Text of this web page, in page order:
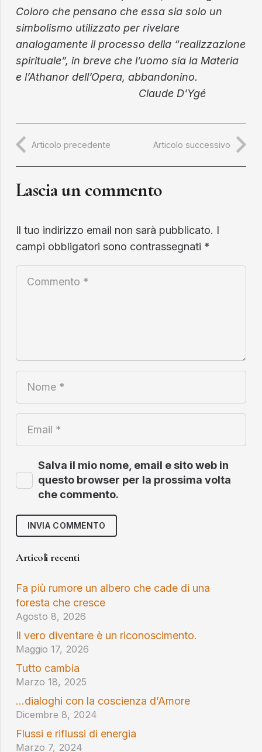
Coloro che pensano che essa sia solo un
simbolismo utilizzato per rivelare
analogamente il processo della “realizzazione
spirituale”, in breve che l’uomo sia la Materia
e l’Athanor dell’Opera, abbandonino.
Claude D’Ygé
Articolo precedente Articolo successivo
Lascia un commento
Il tuo indirizzo email non sarà pubblicato. I
campi obbligatori sono contrassegnati *
Salva il mio nome, email e sito web in
questo browser per la prossima volta
che commento.
INVIA COMMENTO
Articoli recenti
Fa più rumore un albero che cade di una
foresta che cresce
Agosto 8, 2026
Il vero diventare è un riconoscimento.
Maggio 17, 2026
Tutto cambia
Marzo 18, 2025
…dialoghi con la coscienza d’Amore
Dicembre 8, 2024
Flussi e riflussi di energia
Marzo 7, 2024